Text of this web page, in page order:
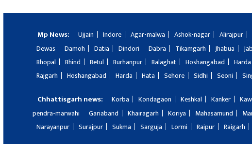
Mp News: Ujjain Indore Agar-malwa Ashok-nagar Alirajpur
Dewas
Damoh Datia Dindori Dabra Tikamgarh Jhabua
Bhopal
Bhind Betul Burhanpur Balaghat Hoshangabad Harda
Rajgarh
Hoshangabad Harda Hata Sehore Sidhi Seoni
Chhattisgarh news: Korba Kondagaon Keshkal Kanker
pendra-marwahi
Gariaband Khairagarh Koriya Mahasamund
Narayanpur
Surajpur Sukma Sarguja Lormi Raipur Raigarh